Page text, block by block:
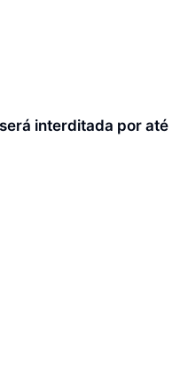
interditada por até